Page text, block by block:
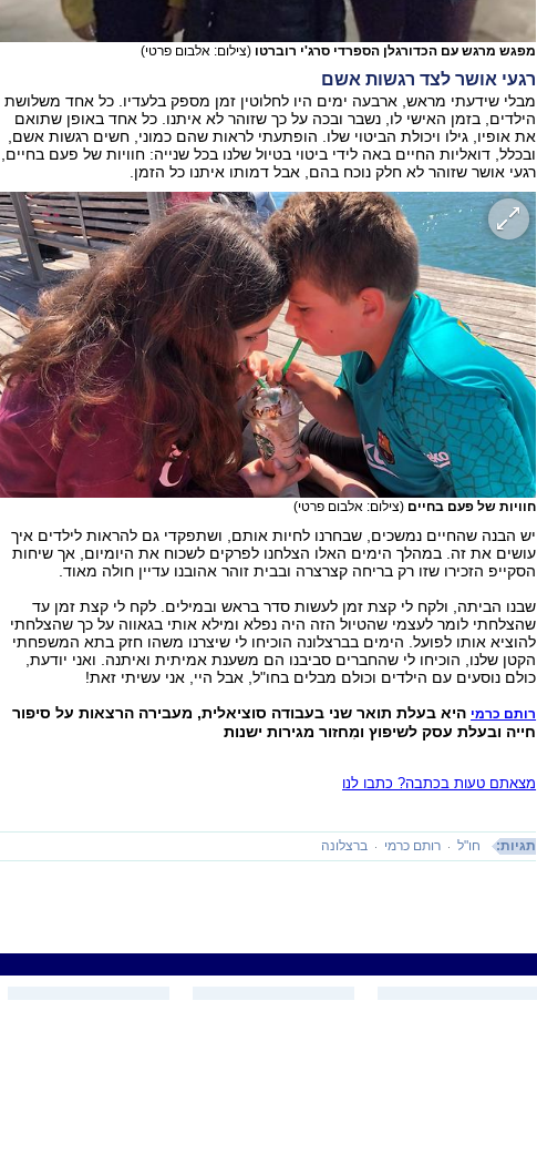
מפגש מרגש עם הכדורגלן הספרדי סרג'י רוברטו (צילום: אלבום פרטי)
רגעי אושר לצד רגשות אשם
מבלי שידעתי מראש, ארבעה ימים היו לחלוטין זמן מספק בלעדיו. כל אחד משלושת
הילדים, בזמן האישי לו, נשבר ובכה על כך שזוהר לא איתנו. כל אחד באופן שתואם
את אופיו, גילו ויכולת הביטוי שלו. הופתעתי לראות שהם כמוני, חשים רגשות אשם,
ובכלל, דואליות החיים באה לידי ביטוי בטיול שלנו בכל שנייה: חוויות של פעם בחיים,
רגעי אושר שזוהר לא חלק נוכח בהם, אבל דמותו איתנו כל הזמן.
חוויות של פעם בחיים (צילום: אלבום פרטי)
יש הבנה שהחיים נמשכים, שבחרנו לחיות אותם, ושתפקדי גם להראות לילדים איך
עושים את זה. במהלך הימים האלו הצלחנו לפרקים לשכוח את היומיום, אך שיחות
הסקייפ הזכירו שזו רק בריחה קצרצרה ובבית זוהר אהובנו עדיין חולה מאוד.
שבנו הביתה, ולקח לי קצת זמן לעשות סדר בראש ובמילים. לקח לי קצת זמן עד
שהצלחתי לומר לעצמי שהטיול הזה היה נפלא ומילא אותי בגאווה על כך שהצלחתי
להוציא אותו לפועל. הימים בברצלונה הוכיחו לי שיצרנו משהו חזק בתא המשפחתי
הקטן שלנו, הוכיחו לי שהחברים סביבנו הם משענת אמיתית ואיתנה. ואני יודעת,
כולם נוסעים עם הילדים וכולם מבלים בחו"ל, אבל היי, אני עשיתי זאת!
רותם כרמי היא בעלת תואר שני בעבודה סוציאלית, מעבירה הרצאות על סיפור
חייה ובעלת עסק לשיפוץ ומִחזור מגירות ישנות
מצאתם טעות בכתבה? כתבו לנו
תגיות: חו"ל רותם כרמי ברצלונה